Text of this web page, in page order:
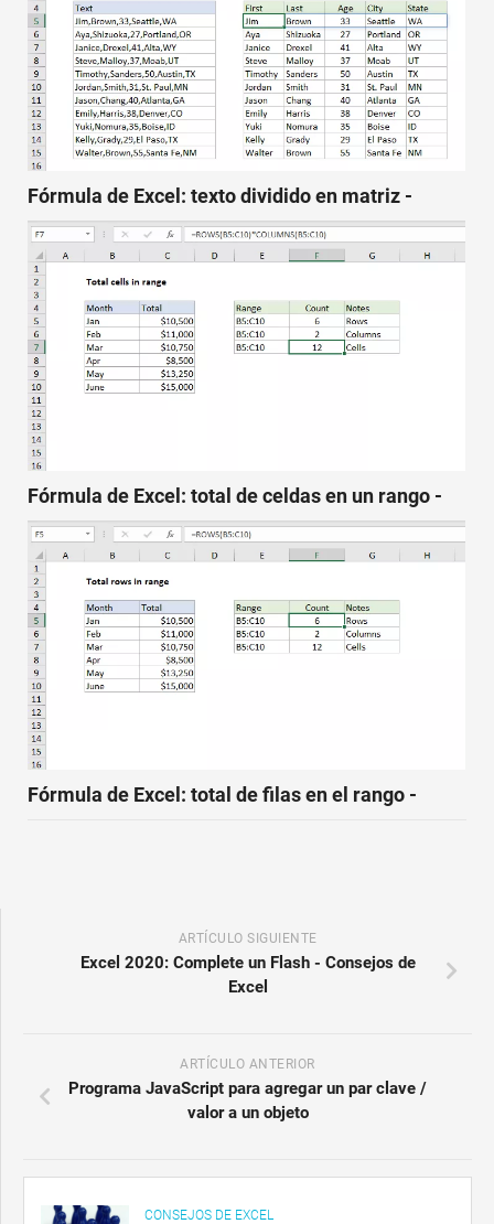
Fórmula de Excel: texto dividido en matriz -
Fórmula de Excel: total de celdas en un rango -
Fórmula de Excel: total de filas en el rango -
ARTÍCULO SIGUIENTE
Excel 2020: Complete un Flash - Consejos de
Excel
ARTÍCULO ANTERIOR
Programa JavaScript para agregar un par clave /
valor a un objeto
CONSEJOS DE EXCEL